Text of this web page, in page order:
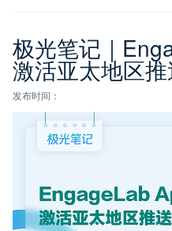
极光笔记｜
激活亚太地区
发布时间：